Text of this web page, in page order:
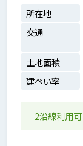
所在地
交通
土地面積
建ぺい率
2沿線利用可